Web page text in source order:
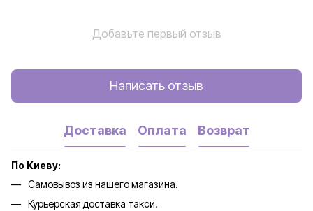
Добавьте первый отзыв
Написать отзыв
Доставка Оплата Возврат
По Киеву:
Самовывоз из нашего магазина.
Курьерская доставка такси.